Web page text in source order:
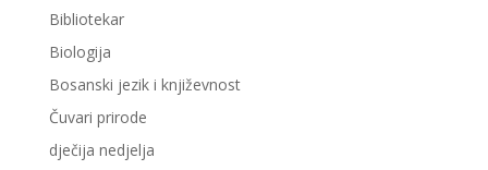
Bibliotekar
Biologija
Bosanski jezik i književnost
Čuvari prirode
dječija nedjelja